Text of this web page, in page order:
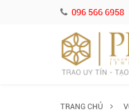
096 566 6958
TRANG CHỦ